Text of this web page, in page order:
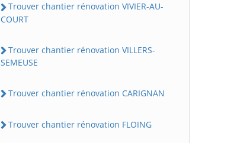
Trouver chantier rénovation VIVIER-AU-
COURT
Trouver chantier rénovation VILLERS-
SEMEUSE
Trouver chantier rénovation CARIGNAN
Trouver chantier rénovation FLOING